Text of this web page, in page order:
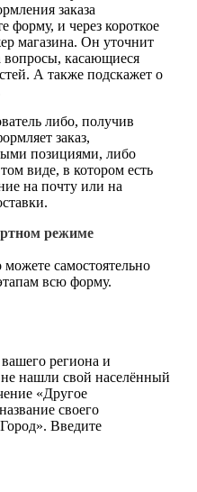
заказа
форму, и через короткое
магазина. Он уточнит
вопросы, касающиеся
А также подскажет о
либо, получив
заказ,
позициями, либо
виде, в котором есть
на почту или на
режиме
самостоятельно
всю форму.
региона и
нашли свой населённый
«Другое
своего
Введите